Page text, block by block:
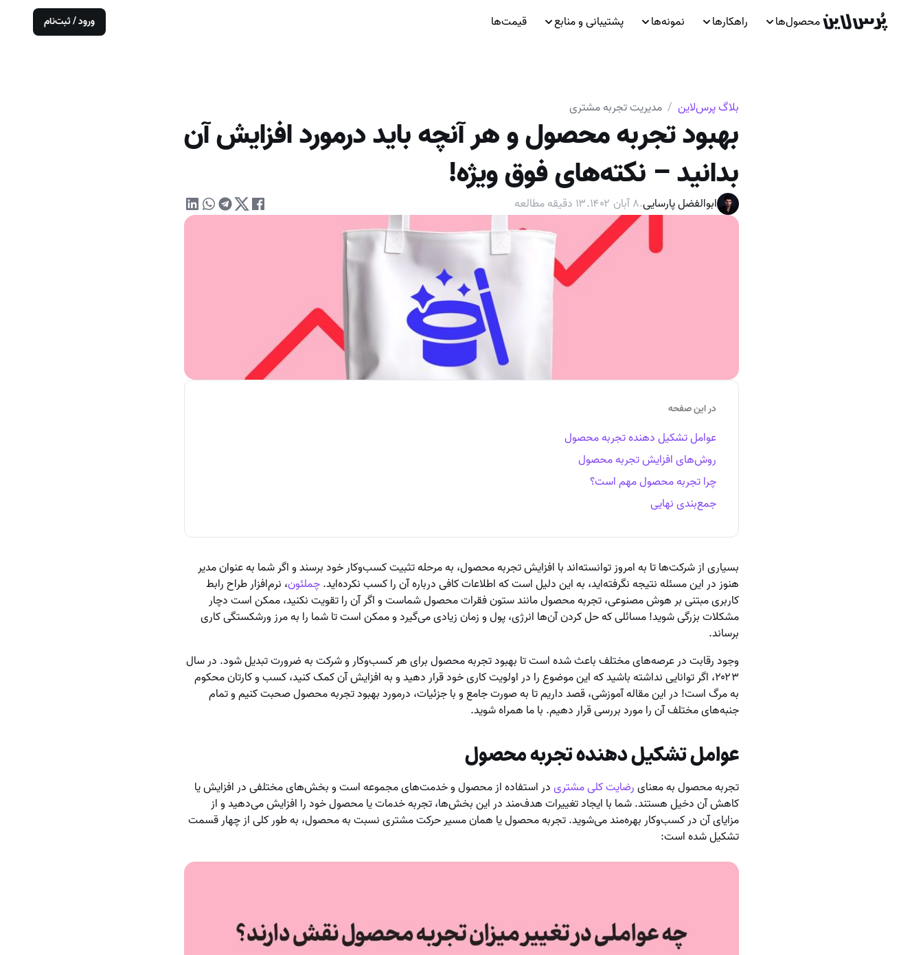
محصول‌ها راهکارها نمونه‌ها پشتیبانی و منابع قیمت‌ها ورود / ثبت‌نام
بلاگ پرس‌لاین / مدیریت تجربه مشتری
بهبود تجربه محصول و هر آنچه باید درمورد افزایش آن
بدانید – نکته‌های فوق ویژه!
ابوالفضل پارسایی.۸ آبان ۱۴۰۲ .۱۳ دقیقه مطالعه
در این صفحه
عوامل تشکیل دهنده تجربه محصول
روش‌های افزایش تجربه محصول
چرا تجربه محصول مهم است؟
جمع‌بندی نهایی
بسیاری از شرکت‌ها تا به امروز توانسته‌اند با افزایش تجربه محصول، به مرحله تثبیت کسب‌وکار خود برسند و اگر شما به عنوان مدیر
هنوز در این مسئله نتیجه نگرفته‌اید، به این دلیل است که اطلاعات کافی درباره آن را کسب نکرده‌اید.چملئون، نرم‌افزار طراح رابط
کاربری مبتنی بر هوش مصنوعی، تجربه محصول مانند ستون فقرات محصول شماست و اگر آن را تقویت نکنید، ممکن است دچار
مشکلات بزرگی شوید! مسائلی که حل کردن آن‌ها انرژی، پول و زمان زیادی می‌گیرد و ممکن است تا شما را به مرز ورشکستگی کاری
برساند.
وجود رقابت در عرصه‌های مختلف باعث شده است تا بهبود تجربه محصول برای هر کسب‌وکار و شرکت به ضرورت تبدیل شود. در سال
۲۰۲۳، اگر توانایی نداشته باشید که این موضوع را در اولویت کاری خود قرار دهید و به افزایش آن کمک کنید، کسب و کارتان محکوم
به مرگ است! در این مقاله آموزشی، قصد داریم تا به صورت جامع و با جزئیات، درمورد بهبود تجربه محصول صحبت کنیم و تمام
جنبه‌های مختلف آن را مورد بررسی قرار دهیم. با ما همراه شوید.
عوامل تشکیل دهنده تجربه محصول
تجربه محصول به معنایرضایت کلی مشتریدر استفاده از محصول و خدمت‌های مجموعه است و بخش‌های مختلفی در افزایش یا
کاهش آن دخیل هستند. شما با ایجاد تغییرات هدف‌مند در این بخش‌ها، تجربه خدمات یا محصول خود را افزایش می‌دهید و از
مزایای آن در کسب‌وکار بهره‌مند می‌شوید. تجربه محصول یا همان مسیر حرکت مشتری نسبت به محصول، به طور کلی از چهار قسمت
تشکیل شده است: